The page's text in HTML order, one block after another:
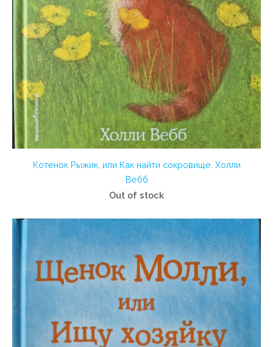
Котенок Рыжик, или Как найти сокровище. Холли
Вебб
Out of stock